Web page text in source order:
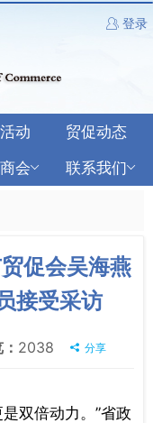
登录
动
贸促动态
会 联系我们
促会吴海燕
接受采访
2038 分享
双倍动力。”省政